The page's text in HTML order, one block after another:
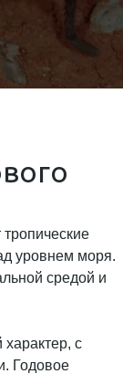
уровнем моря.
средой и
с
Годовое